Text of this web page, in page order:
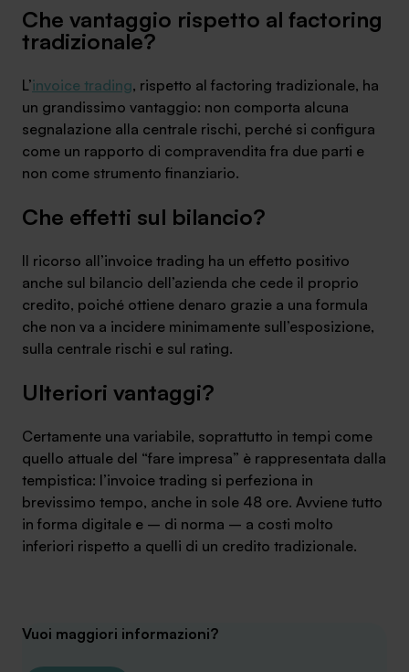
+030.3540104
info@safinance.it
SA Finance Mediazione Creditizia Srl, società di mediazione creditizia iscritta
Che vantaggio rispetto al factoring
tradizionale?
L’invoice trading, rispetto al factoring tradizionale, ha
un grandissimo vantaggio: non comporta alcuna
segnalazione alla centrale rischi, perché si configura
come un rapporto di compravendita fra due parti e
non come strumento finanziario.
Che effetti sul bilancio?
Il ricorso all’invoice trading ha un effetto positivo
anche sul bilancio dell’azienda che cede il proprio
credito, poiché ottiene denaro grazie a una formula
che non va a incidere minimamente sull’esposizione,
sulla centrale rischi e sul rating.
Ulteriori vantaggi?
Certamente una variabile, soprattutto in tempi come
quello attuale del “fare impresa” è rappresentata dalla
tempistica: l’invoice trading si perfeziona in
brevissimo tempo, anche in sole 48 ore. Avviene tutto
in forma digitale e – di norma – a costi molto
inferiori rispetto a quelli di un credito tradizionale.
Vuoi maggiori informazioni?